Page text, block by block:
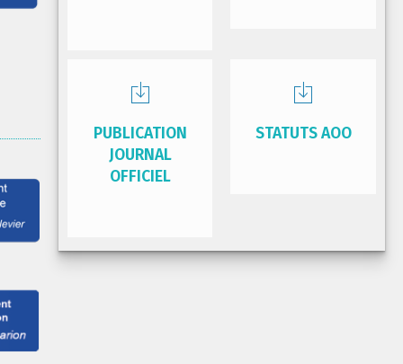
PUBLICATION
JOURNAL
OFFICIEL
STATUTS AOO